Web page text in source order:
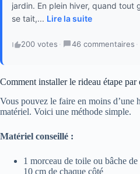
jardin. En plein hiver, quand tout
se tait,... Lire la suite
200 votes · 46 commentaires ·
Comment installer le rideau étape par
Vous pouvez le faire en moins d’une
matériel. Voici une méthode simple.
Matériel conseillé :
1 morceau de toile ou bâche
10 cm de chaque côté